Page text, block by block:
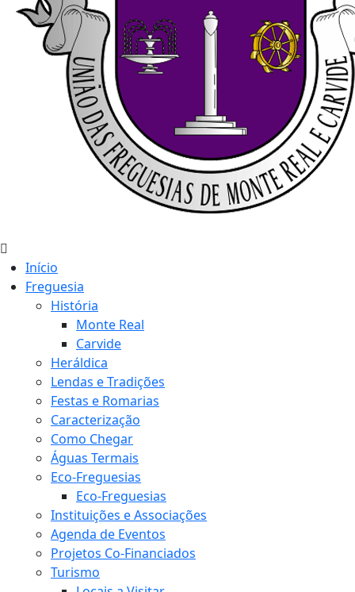
Início
Freguesia
História
Monte Real
Carvide
Heráldica
Lendas e Tradições
Festas e Romarias
Caracterização
Como Chegar
Águas Termais
Eco-Freguesias
Eco-Freguesias
Instituições e Associações
Agenda de Eventos
Projetos Co-Financiados
Turismo